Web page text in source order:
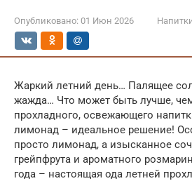
Опубликовано: 01 Июн 2026
Жаркий летний день… Палящее
жажда… Что может быть лучше,
прохладного, освежающего
лимонад – идеальное решение!
просто лимонад, а изысканное
грейпфрута и ароматного
года – настоящая ода летней